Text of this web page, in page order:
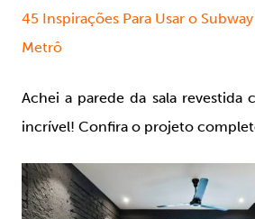
45 Inspirações Para Usar o
Metrô
Achei a parede da sala
incrível! Confira o projeto